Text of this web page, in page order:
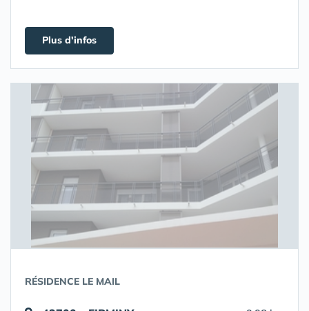
Plus d'infos
RÉSIDENCE LE MAIL